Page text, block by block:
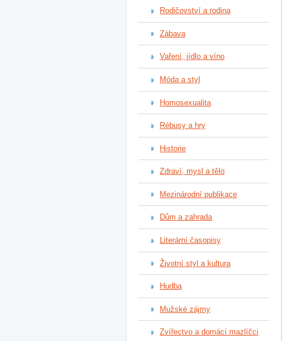
Rodičovství a rodina
Zábava
Vaření, jídlo a víno
Móda a styl
Homosexualita
Rébusy a hry
Historie
Zdraví, mysl a tělo
Mezinárodní publikace
Dům a zahrada
Literární časopisy
Životní styl a kultura
Hudba
Mužské zájmy
Zvířectvo a domácí mazlíčci